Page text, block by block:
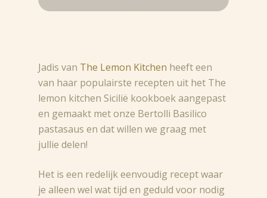
Jadis van The Lemon Kitchen heeft een
van haar populairste recepten uit het The
lemon kitchen Sicilië kookboek aangepast
en gemaakt met onze Bertolli Basilico
pastasaus en dat willen we graag met
jullie delen!
Het is een redelijk eenvoudig recept waar
je alleen wel wat tijd en geduld voor nodig